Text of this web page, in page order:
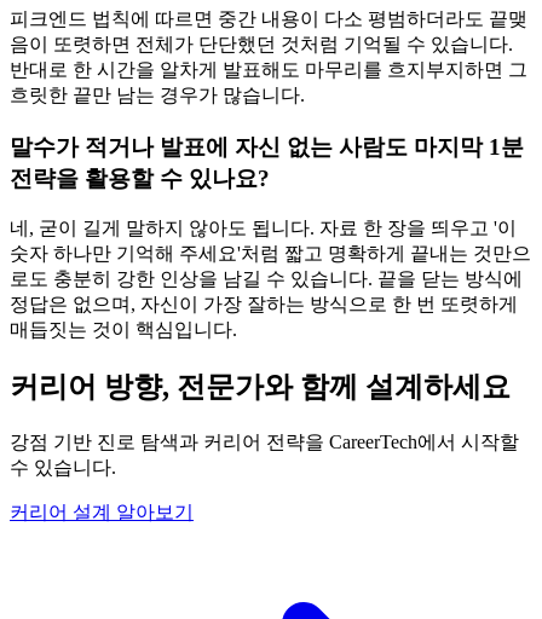
피크엔드 법칙에 따르면 중간 내용이 다소 평범하더라도 끝맺
음이 또렷하면 전체가 단단했던 것처럼 기억될 수 있습니다.
반대로 한 시간을 알차게 발표해도 마무리를 흐지부지하면 그
흐릿한 끝만 남는 경우가 많습니다.
말수가 적거나 발표에 자신 없는 사람도 마지막 1분
전략을 활용할 수 있나요?
네, 굳이 길게 말하지 않아도 됩니다. 자료 한 장을 띄우고 '이
숫자 하나만 기억해 주세요'처럼 짧고 명확하게 끝내는 것만으
로도 충분히 강한 인상을 남길 수 있습니다. 끝을 닫는 방식에
정답은 없으며, 자신이 가장 잘하는 방식으로 한 번 또렷하게
매듭짓는 것이 핵심입니다.
커리어 방향, 전문가와 함께 설계하세요
강점 기반 진로 탐색과 커리어 전략을 CareerTech에서 시작할
수 있습니다.
커리어 설계 알아보기